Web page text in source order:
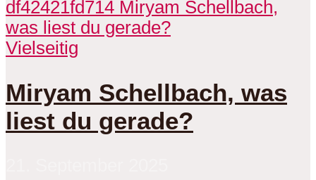
Vielseitig
Miryam Schellbach, was
liest du gerade?